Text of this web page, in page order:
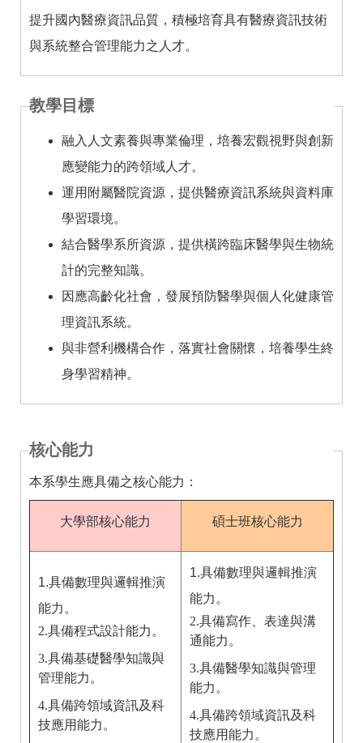
提升國內醫療資訊品質，積極培育具有醫療資訊技術
與系統整合管理能力之人才。
教學目標
融入人文素養與專業倫理，培養宏觀視野與創新
應變能力的跨領域人才。
運用附屬醫院資源，提供醫療資訊系統與資料庫
學習環境。
結合醫學系所資源，提供橫跨臨床醫學與生物統
計的完整知識。
因應高齡化社會，發展預防醫學與個人化健康管
理資訊系統。
與非營利機構合作，落實社會關懷，培養學生終
身學習精神。
核心能力
本系學生應具備之核心能力：
大學部核心能力 碩士班核心能力
1.具備數理與邏輯推演
能力。
2.具備程式設計能力。
3.具備基礎醫學知識與
管理能力。
4.具備跨領域資訊及科
技應用能力。
1.具備數理與邏輯推演
能力。
2.具備寫作、表達與溝
通能力。
3.具備醫學知識與管理
能力。
4.具備跨領域資訊及科
技應用能力。